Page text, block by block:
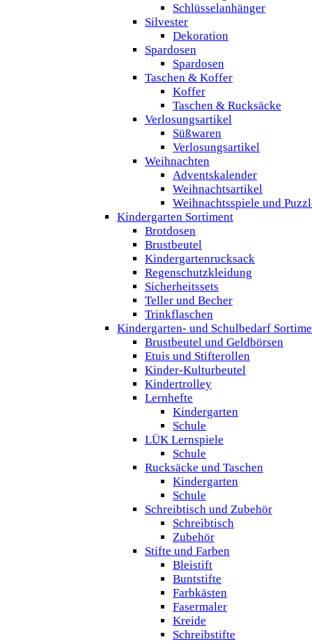
Schlüsselanhänger
Silvester
Dekoration
Spardosen
Spardosen
Taschen & Koffer
Koffer
Taschen & Rucksäcke
Verlosungsartikel
Süßwaren
Verlosungsartikel
Weihnachten
Adventskalender
Weihnachtsartikel
Weihnachtsspiele und
Kindergarten Sortiment
Brotdosen
Brustbeutel
Kindergartenrucksack
Regenschutzkleidung
Sicherheitssets
Teller und Becher
Trinkflaschen
Kindergarten- und Schulbedarf
Brustbeutel und Geldbörsen
Etuis und Stifterollen
Kinder-Kulturbeutel
Kindertrolley
Lernhefte
Kindergarten
Schule
LÜK Lernspiele
Schule
Rucksäcke und Taschen
Kindergarten
Schule
Schreibtisch und Zubehör
Schreibtisch
Zubehör
Stifte und Farben
Bleistift
Buntstifte
Farbkästen
Fasermaler
Kreide
Schreibstifte